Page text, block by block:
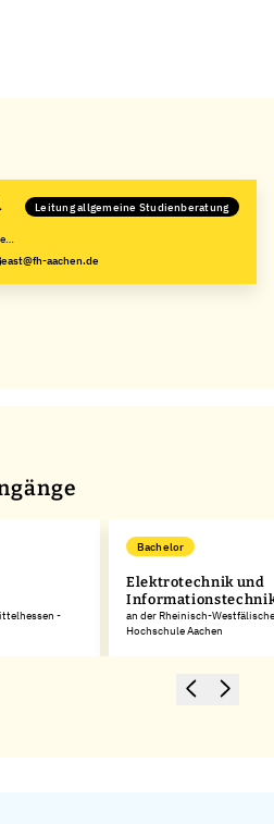
Leitung allgemeine Studienberatung
east@fh-aachen.de
-
Bachelor
Elektrotechnik und
an der Rheinisch-
Hochschule Aachen